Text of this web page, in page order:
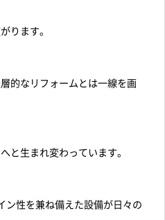
ります。
的なリフォームとは一線を画
と生まれ変わっています。
ン性を兼ね備えた設備が日々の